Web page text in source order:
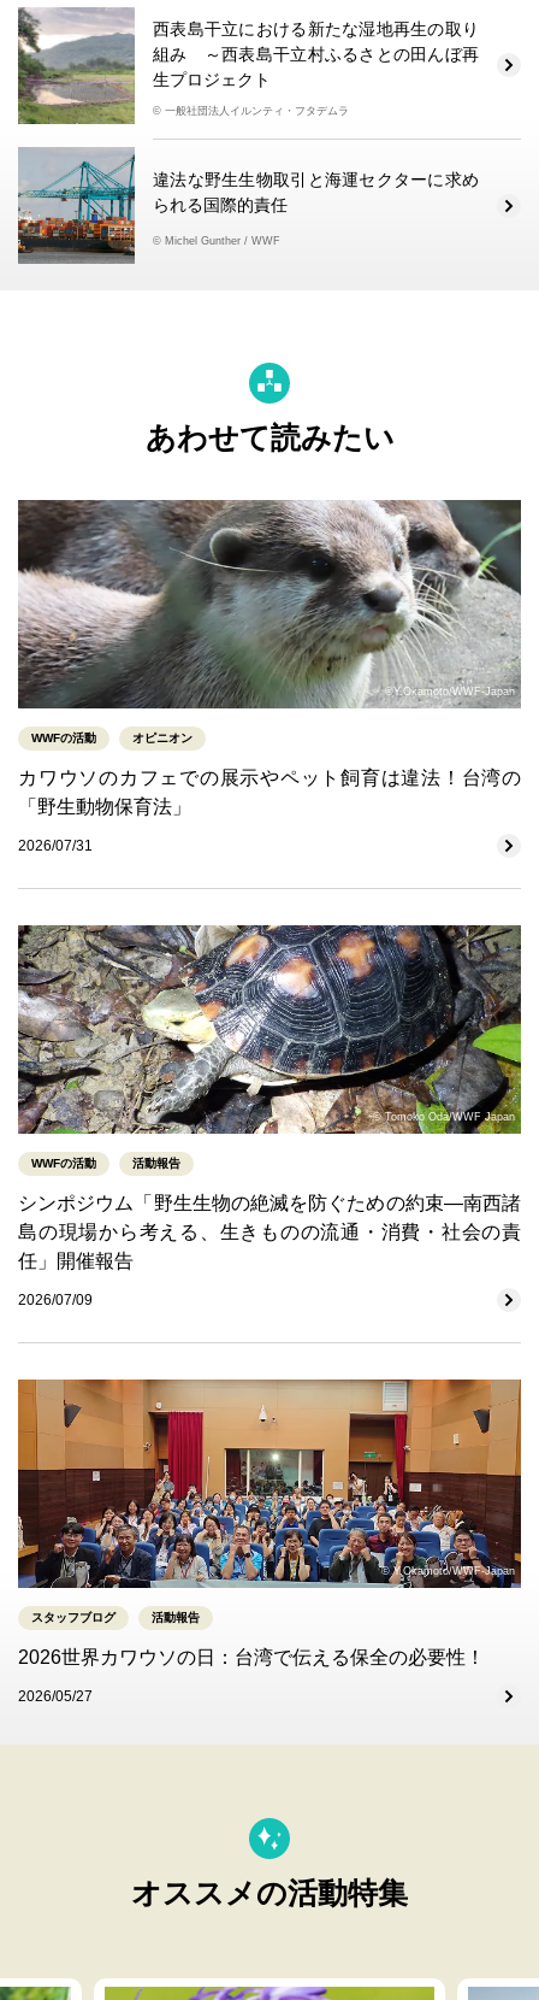
西表島干立における新たな湿地再生の取り
組み ～西表島干立村ふるさとの田んぼ再
生プロジェクト
© 一般社団法人イルンティ・フタデムラ
違法な野生生物取引と海運セクターに求め
られる国際的責任
© Michel Gunther / WWF
あわせて読みたい
©Y.Okamoto/WWF-Japan
WWFの活動 オピニオン
カワウソのカフェでの展示やペット飼育は違法！台湾の
「野生動物保育法」
2026/07/31
© Tomoko Oda/WWF Japan
WWFの活動 活動報告
シンポジウム「野生生物の絶滅を防ぐための約束―南西諸
島の現場から考える、生きものの流通・消費・社会の責
任」開催報告
2026/07/09
© Y.Okamoto/WWF-Japan
スタッフブログ 活動報告
2026世界カワウソの日：台湾で伝える保全の必要性！
2026/05/27
オススメの活動特集